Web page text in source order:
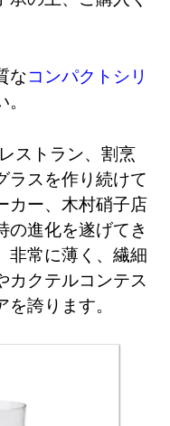
なコンパクトシリ
ストラン、割烹
ラスを作り続けて
カー、木村硝子店
の進化を遂げてき
非常に薄く、繊細
カクテルコンテス
誇ります。